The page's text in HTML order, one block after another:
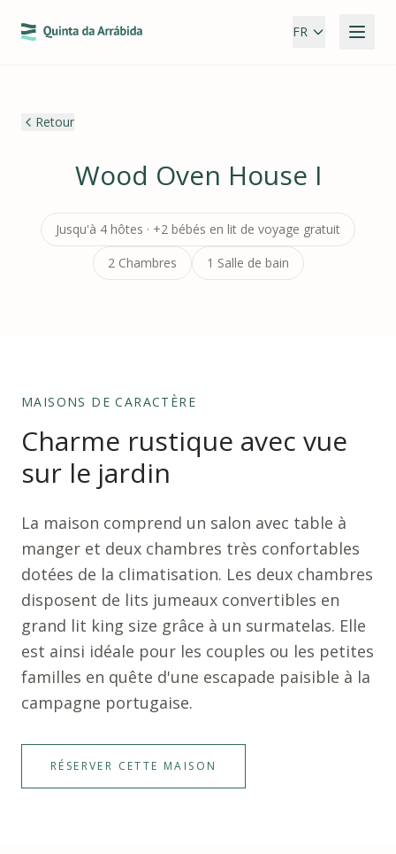
FR
Retour
Wood Oven House I
Jusqu'à 4 hôtes · +2 bébés en lit de voyage gratuit
2 Chambres
1 Salle de bain
MAISONS DE CARACTÈRE
Charme rustique avec vue
sur le jardin
La maison comprend un salon avec table à
manger et deux chambres très confortables
dotées de la climatisation. Les deux chambres
disposent de lits jumeaux convertibles en
grand lit king size grâce à un surmatelas. Elle
est ainsi idéale pour les couples ou les petites
familles en quête d'une escapade paisible à la
campagne portugaise.
RÉSERVER CETTE MAISON